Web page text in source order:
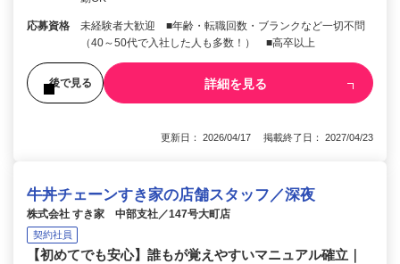
応募資格
未経験者大歓迎 ■年齢・転職回数・ブランクなど一切不問
（40～50代で入社した人も多数！） ■高卒以上
後で見る 詳細を見る
更新日： 2026/04/17 掲載終了日： 2027/04/23
牛丼チェーンすき家の店舗スタッフ／深夜
株式会社 すき家 中部支社／147号大町店
契約社員
【初めてでも安心】誰もが覚えやすいマニュアル確立｜